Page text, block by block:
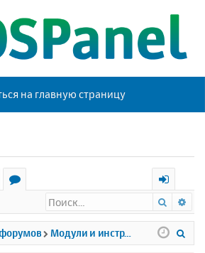
на главную страницу
р
у
х
о
д
Поиск
Модули и инструменты